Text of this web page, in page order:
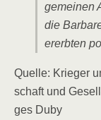
ge­mei­nen
die
ererb­ten
Quel­le: Krie­ger
schaft und
ges Duby